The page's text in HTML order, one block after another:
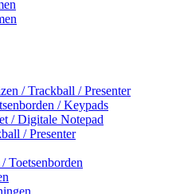
/ Trackball / Presenter
/ Keypads
/ Digitale Notepad
/ Presenter
Toetsenborden